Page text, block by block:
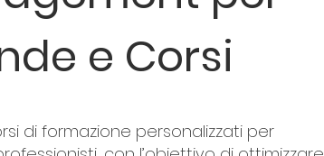
e Corsi
di formazione personalizzati per